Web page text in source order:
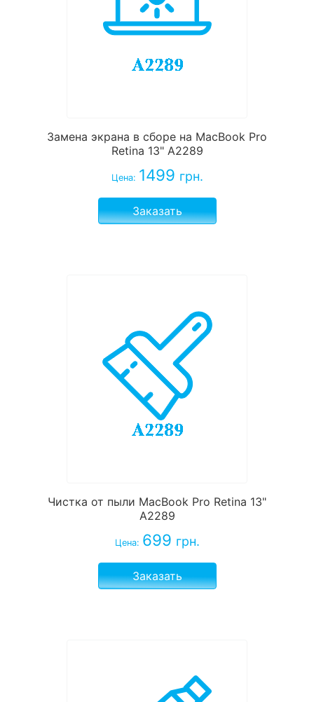
Замена экрана в сборе на MacBook Pro
Retina 13" A2289
Цена: 1499 грн.
Заказать
Чистка от пыли MacBook Pro Retina 13"
A2289
Цена: 699 грн.
Заказать